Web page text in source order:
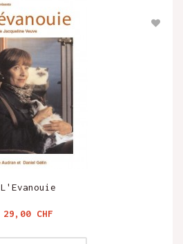
L'Evanouie
Preis
29,00 CHF